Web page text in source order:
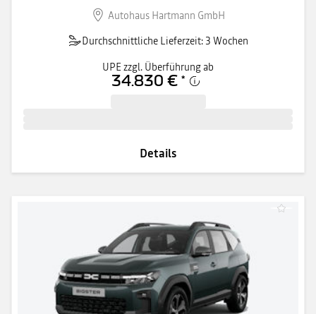
Autohaus Hartmann GmbH
Durchschnittliche Lieferzeit: 3 Wochen
UPE zzgl. Überführung ab
34.830 € *
Details